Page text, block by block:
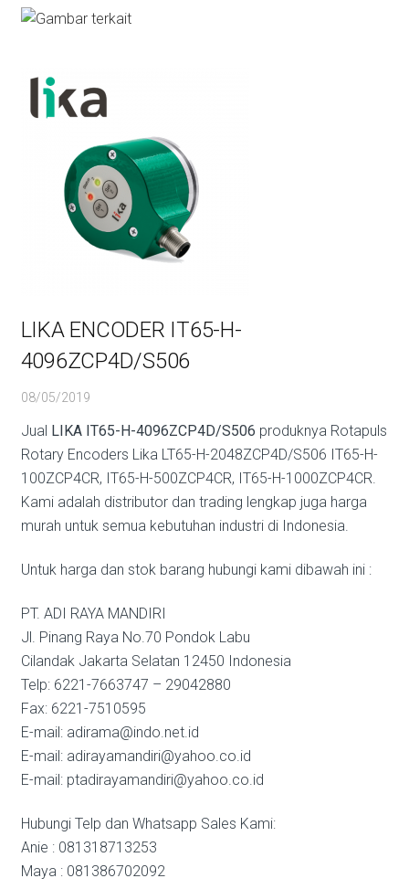
LIKA ENCODER IT65-H-
4096ZCP4D/S506
08/05/2019
Jual LIKA IT65-H-4096ZCP4D/S506 produknya Rotapuls
Rotary Encoders Lika LT65-H-2048ZCP4D/S506 IT65-H-
100ZCP4CR, IT65-H-500ZCP4CR, IT65-H-1000ZCP4CR.
Kami adalah distributor dan trading lengkap juga harga
murah untuk semua kebutuhan industri di Indonesia.
Untuk harga dan stok barang hubungi kami dibawah ini :
PT. ADI RAYA MANDIRI
Jl. Pinang Raya No.70 Pondok Labu
Cilandak Jakarta Selatan 12450 Indonesia
Telp: 6221-7663747 – 29042880
Fax: 6221-7510595
E-mail: adirama@indo.net.id
E-mail: adirayamandiri@yahoo.co.id
E-mail: ptadirayamandiri@yahoo.co.id
Hubungi Telp dan Whatsapp Sales Kami:
Anie : 081318713253
Maya : 081386702092